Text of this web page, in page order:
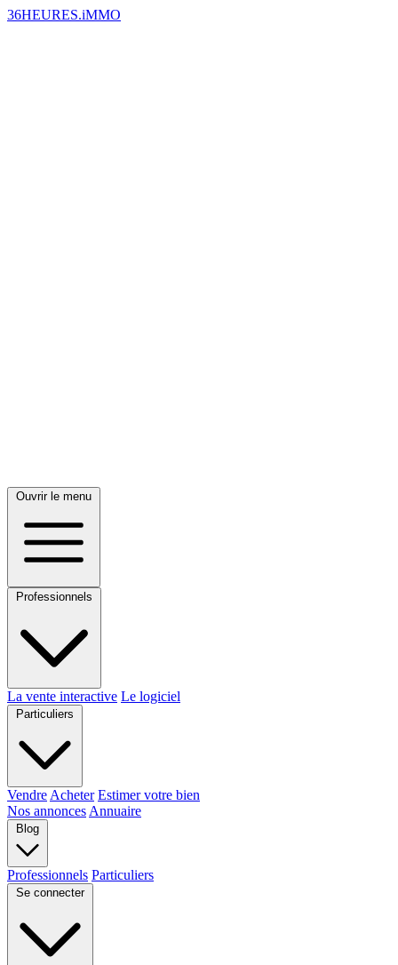
36HEURES.iMMO
Ouvrir le menu
Professionnels
La vente interactive Le logiciel
Particuliers
Vendre Acheter Estimer votre bien
Nos annonces Annuaire
Blog
Professionnels Particuliers
Se connecter